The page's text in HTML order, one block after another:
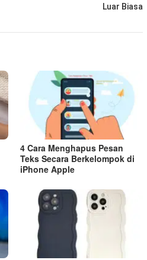
Luar Biasa
4 Cara Menghapus Pesan
Teks Secara Berkelompok di
iPhone Apple